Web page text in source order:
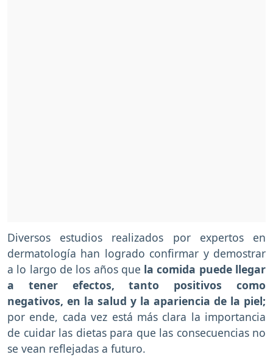
Diversos estudios realizados por expertos en
dermatología han logrado confirmar y demostrar
a lo largo de los años que la comida puede llegar
a tener efectos, tanto positivos como
negativos, en la salud y la apariencia de la piel;
por ende, cada vez está más clara la importancia
de cuidar las dietas para que las consecuencias no
se vean reflejadas a futuro.